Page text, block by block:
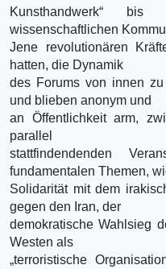
Kunsthandwerk“
wissenschaftlichen
Jene revolutionären
hatten, die Dynamik
des Forums von innen
und blieben anonym und
an Öffentlichkeit arm,
parallel
stattfindendenden
fundamentalen Themen,
Solidarität mit dem
gegen den Iran, der
demokratische Wahlsieg
Westen als
„terroristische